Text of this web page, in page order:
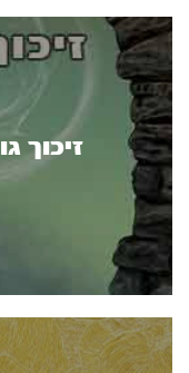
זיכוך